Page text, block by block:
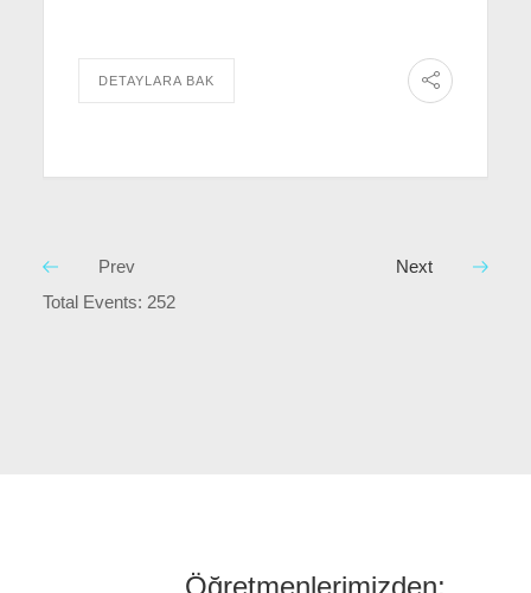
DETAYLARA BAK
Prev
Next
Total Events: 252
Öğretmenlerimizden;